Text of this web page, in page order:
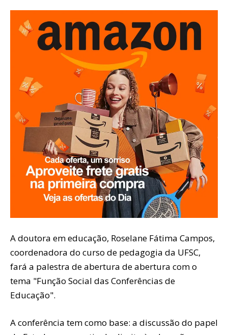
A doutora em educação, Roselane Fátima Campos,
coordenadora do curso de pedagogia da UFSC,
fará a palestra de abertura de abertura com o
tema "Função Social das Conferências de
Educação".
A conferência tem como base: a discussão do papel